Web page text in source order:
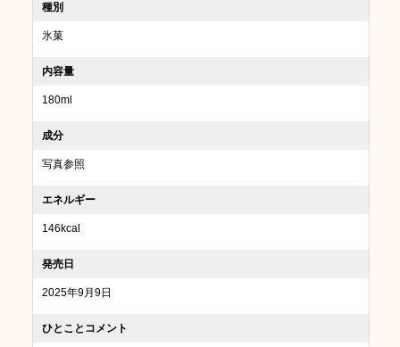
種別
氷菓
内容量
180ml
成分
写真参照
エネルギー
146kcal
発売日
2025年9月9日
ひとことコメント